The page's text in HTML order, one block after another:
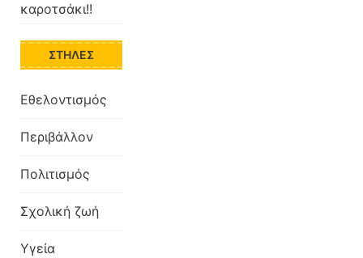
καροτσάκι!!
ΣΤΉΛΕΣ
Εθελοντισμός
Περιβάλλον
Πολιτισμός
Σχολική ζωή
Υγεία